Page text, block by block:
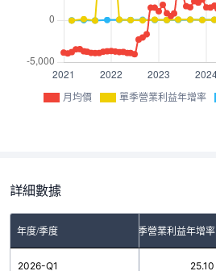
月均價 單季營業利益年增率
詳細數據
年度/季度 單季營業利益年增率
2026-Q1 25.10